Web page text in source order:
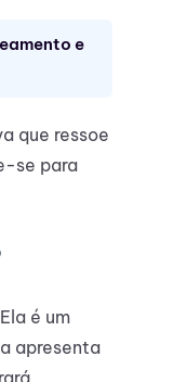
e
que ressoe
se para
é um
apresenta